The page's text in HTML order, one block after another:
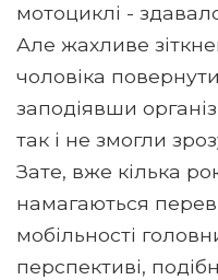
мотоциклі -
Але жахливе
чоловіка
заподіявши
так і не змогли
Зате, вже кілька
намагаються
мобільності
перспективі,